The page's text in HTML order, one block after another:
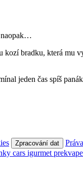
naopak…
bradku, která mu
jeden čas spíš
Zpracování dat
cars igurmet